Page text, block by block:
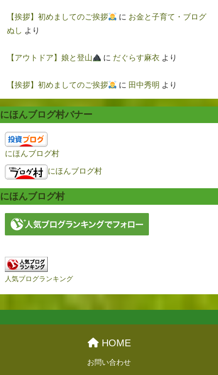
【挨拶】初めましてのご挨拶 に お金と子育て・ブログ
ぬし より
【アウトドア】娘と登山 に だぐらす麻衣 より
【挨拶】初めましてのご挨拶 に 田中秀明 より
にほんブログ村バナー
にほんブログ村
にほんブログ村
にほんブログ村
人気ブログランキング
HOME
お問い合わせ